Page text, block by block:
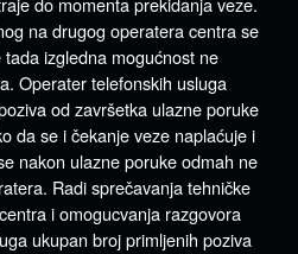
na drugog operatera centra se
izgledna mogućnost ne
Operater telefonskih usluga
od završetka ulazne poruke
da se i čekanje veze naplaćuje i
nakon ulazne poruke odmah ne
Radi sprečavanja tehničke
i omogucvanja razgovora
ukupan broj primljenih poziva